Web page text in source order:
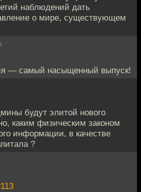
наблюдений дать
о мире, существующем
— самый насыщенный выпуск!
будут элитой нового
каким физическим законом
информации, в качестве
?